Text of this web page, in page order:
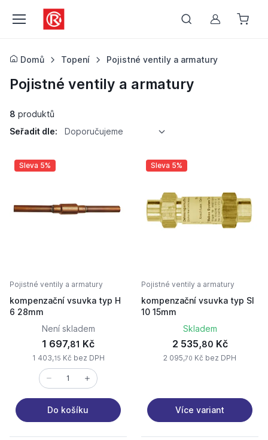
Můj účet
Domů Topení Pojistné ventily a armatury
Pojistné ventily a armatury
8 produktů
Seřadit dle:
Doporučujeme
Sleva 5%
Pojistné ventily a armatury
kompenzační vsuvka typ H
6 28mm
Není skladem
1 697,81 Kč
1 403,15 Kč bez DPH
Do košíku
Sleva 5%
Pojistné ventily a armatury
kompenzační vsuvka typ SI
10 15mm
Skladem
2 535,80 Kč
2 095,70 Kč bez DPH
Více variant